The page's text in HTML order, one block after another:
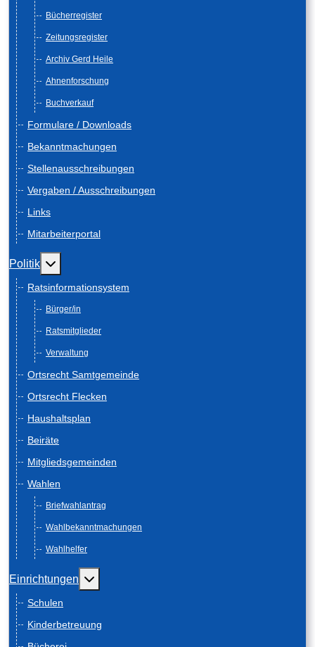
Bücherregister
Zeitungsregister
Archiv Gerd Heile
Ahnenforschung
Buchverkauf
Formulare / Downloads
Bekanntmachungen
Stellenausschreibungen
Vergaben / Ausschreibungen
Links
Mitarbeiterportal
Politik Weitere Informationen: Politik
Ratsinformationsystem
Bürger/in
Ratsmitglieder
Verwaltung
Ortsrecht Samtgemeinde
Ortsrecht Flecken
Haushaltsplan
Beiräte
Mitgliedsgemeinden
Wahlen
Briefwahlantrag
Wahlbekanntmachungen
Wahlhelfer
Einrichtungen Weitere Informationen: Einrichtungen
Schulen
Kinderbetreuung